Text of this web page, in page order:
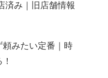
済み｜旧店舗情報
頼みたい定番｜時